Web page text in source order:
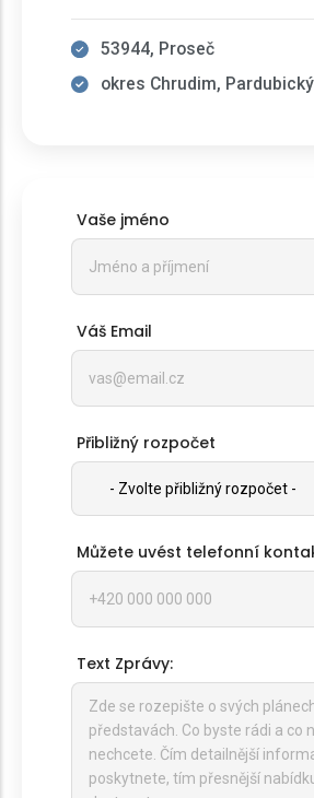
53944, Proseč
okres Chrudim,
Vaše jméno
Váš Email
Přibližný rozpočet
Můžete uvést telefonní
Text Zprávy: